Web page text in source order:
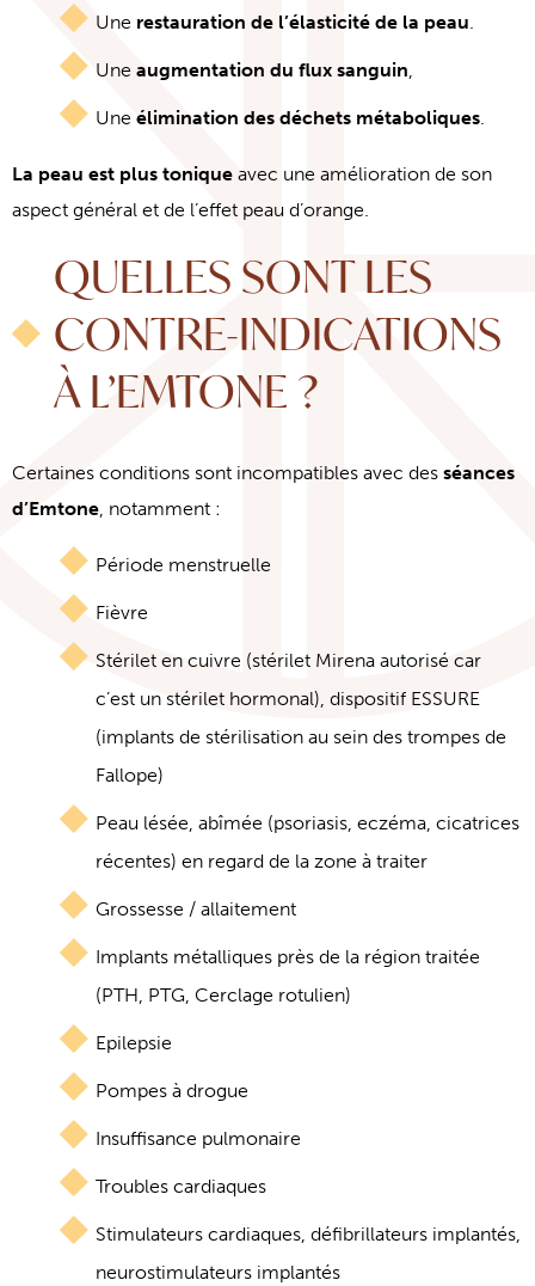
Une restauration de l’élasticité de la peau
Une augmentation du flux sanguin
Une élimination des déchets métaboliques
La peau est plus tonique avec une amélioration de son
aspect général et de l’effet peau d’orange.
QUELLES SONT LES
CONTRE-INDICATIONS
À L’EMTONE ?
Certaines conditions sont incompatibles avec des séances
d’Emtone, notamment :
Période menstruelle
Fièvre
Stérilet en cuivre (stérilet Mirena autorisé car
c’est un stérilet hormonal), dispositif ESSURE
(implants de stérilisation au sein des trompes de
Fallope)
Peau lésée, abîmée (psoriasis, eczéma, cicatrices
récentes) en regard de la zone à traiter
Grossesse / allaitement
Implants métalliques près de la région traitée
(PTH, PTG, Cerclage rotulien)
Epilepsie
Pompes à drogue
Insuffisance pulmonaire
Troubles cardiaques
Stimulateurs cardiaques, défibrillateurs implantés,
neurostimulateurs implantés